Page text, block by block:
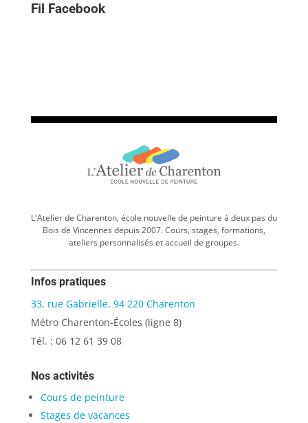
Fil Facebook
L'Atelier de Charenton, école nouvelle de peinture à deux pas du
Bois de Vincennes depuis 2007. Cours, stages, formations,
ateliers personnalisés et accueil de groupes.
Infos pratiques
33, rue Gabrielle, 94 220 Charenton
Métro Charenton-Écoles (ligne 8)
Tél. : 06 12 61 39 08
Nos activités
Cours de peinture
Stages de vacances